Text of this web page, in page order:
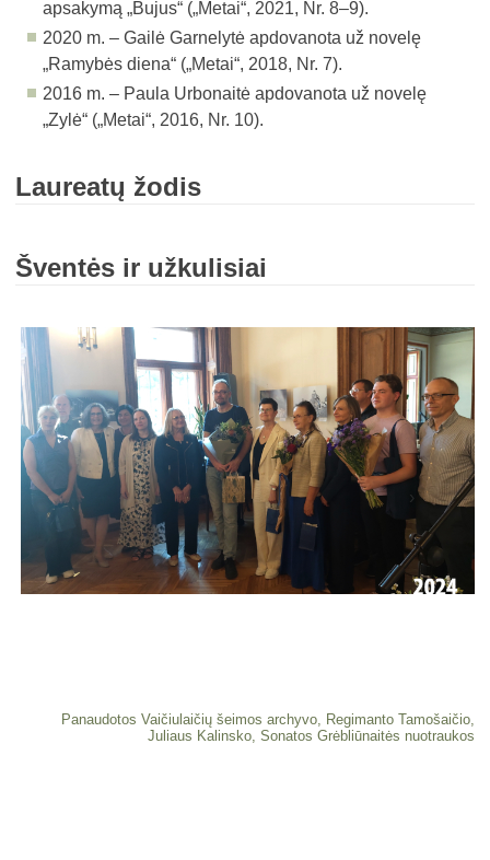
apsakymą „Bujus“ („Metai“, 2021, Nr. 8–9).
2020 m. – Gailė Garnelytė apdovanota už novelę
„Ramybės diena“ („Metai“, 2018, Nr. 7).
2016 m. – Paula Urbonaitė apdovanota už novelę
„Zylė“ („Metai“, 2016, Nr. 10).
Laureatų žodis
Šventės ir užkulisiai
Panaudotos Vaičiulaičių šeimos archyvo, Regimanto Tamošaičio,
Juliaus Kalinsko, Sonatos Grėbliūnaitės nuotraukos